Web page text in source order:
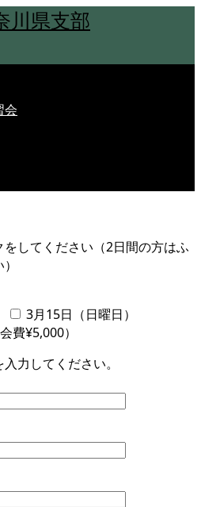
川県支部
会
してください（2日間の方はふ
3月15日（日曜日）
¥5,000）
力してください。